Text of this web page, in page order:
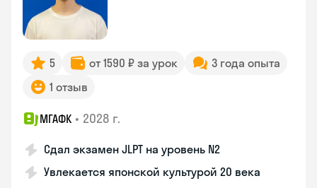
5 от 1590 ₽ за урок
3 года опыта
1 отзыв
МГАФК • 2028 г.
Сдал экзамен JLPT на уровень N2
Увлекается японской культурой 20 века